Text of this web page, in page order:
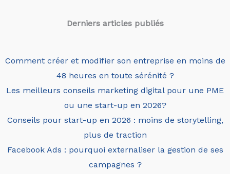
Derniers articles publiés
Comment créer et modifier son entreprise en moins de
48 heures en toute sérénité ?
Les meilleurs conseils marketing digital pour une PME
ou une start-up en 2026?
Conseils pour start-up en 2026 : moins de storytelling,
plus de traction
Facebook Ads : pourquoi externaliser la gestion de ses
campagnes ?